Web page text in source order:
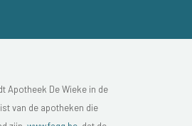
Apotheek De Wieke in de
van de apotheken die